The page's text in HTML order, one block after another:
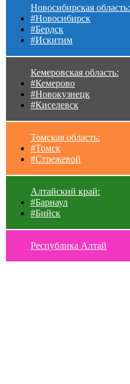
Новосибирская область:
#Новосибирск
#Бердск
#Искитим
Кемеровская область:
#Кемерово
#Новокузнецк
#Киселевск
Томская область:
#Томск
#Стрежевой
Алтайский край:
#Барнаул
#Бийск
Республика Алтай